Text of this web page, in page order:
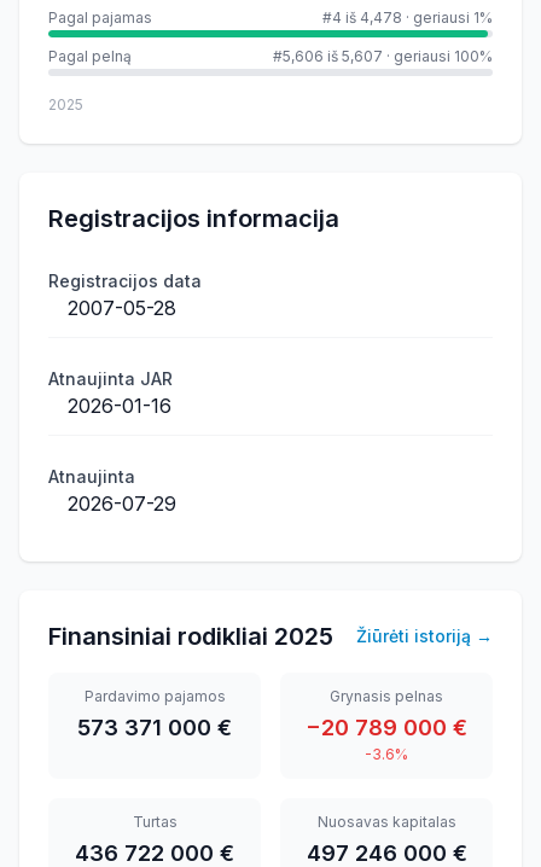
Pagal pajamas #4 iš 4,478 · geriausi 1%
Pagal pelną #5,606 iš 5,607 · geriausi 100%
2025
Registracijos informacija
Registracijos data
2007-05-28
Atnaujinta JAR
2026-01-16
Atnaujinta
2026-07-29
Finansiniai rodikliai 2025 Žiūrėti istoriją →
Pardavimo pajamos
573 371 000 €
Grynasis pelnas
−20 789 000 €
-3.6%
Turtas
436 722 000 €
Nuosavas kapitalas
497 246 000 €